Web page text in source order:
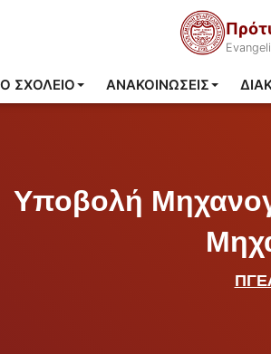
ΣΧΟΛΕΊΟ ΑΝΑΚΟΙΝΩΣΕΙΣ
Υποβολή